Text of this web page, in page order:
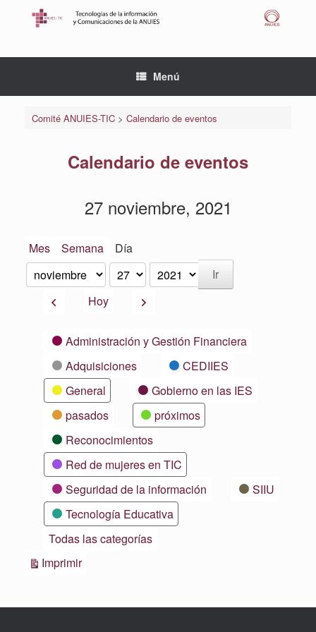
Menú
Comité ANUIES-TIC> Calendario de eventos
Calendario de eventos
27 noviembre, 2021
Mes Semana Día
Mes
Día
Año
AnteriorHoy Siguiente
CategoríasAdministración y Gestión Financiera
Adquisiciones
CEDIIES
General
Gobierno en las IES
pasados
próximos
Reconocimientos
Red de mujeres en TIC
Seguridad de la información
SIIU
Tecnología Educativa
Todas las categorías
ImprimirVistas